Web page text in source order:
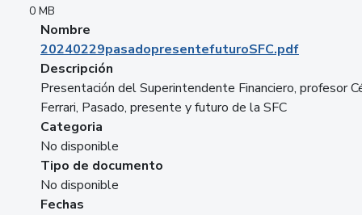
0 MB
Nombre
20240229pasadopresentefuturoSFC.pdf
Descripción
Presentación del Superintendente Financiero, profesor
Ferrari, Pasado, presente y futuro de la SFC
Categoria
No disponible
Tipo de documento
No disponible
Fechas